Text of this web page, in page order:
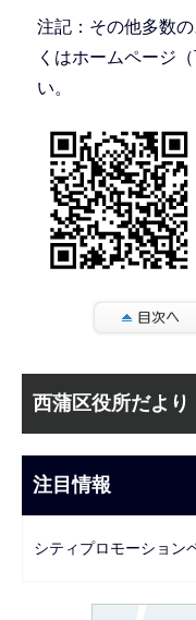
注記：その他多数
くはホームページ
い。
文
こ
ま
で
ブ
ビ
ー
西蒲区役所だより
注目情報
シティプロモーション